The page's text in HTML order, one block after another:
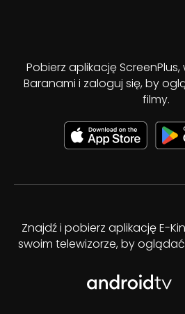
Pobierz aplikację
Baranami i zaloguj się, by
filmy.
Znajdź i pobierz aplikację E-
swoim telewizorze, by